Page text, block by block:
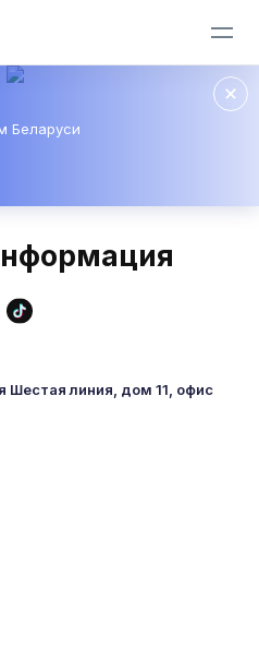
Беларуси
Шестая линия, дом 11, офис